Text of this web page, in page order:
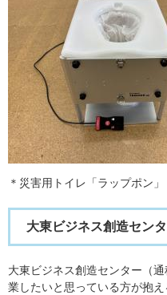
＊災害用トイレ「ラップポン」
大東ビジネス創造セン
大東ビジネス創造センター（
業したいと思っている方が抱